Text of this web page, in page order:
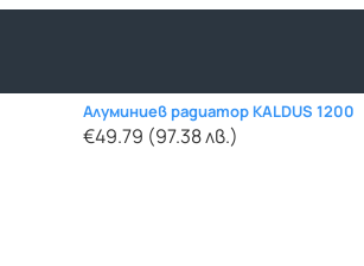
Алуминиев радиатор KALDUS 1200
€49.79 (97.38 лв.)